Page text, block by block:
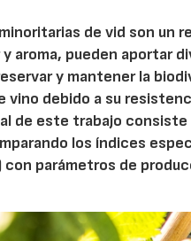
de vid son
aroma, pueden aportar
y mantener la
vino debido a su
de este trabajo
los índices
con parámetros de